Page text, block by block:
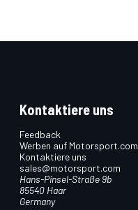
Kontaktiere uns
Feedback
Werben auf Motorsport.com
Kontaktiere uns
sales@motorsport.com
Hans-Pinsel-Straße 9b
85540 Haar
Germany